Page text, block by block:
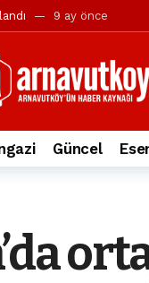
9 ay önce
Candaroğlu’na
1 yıl önce
alev yandı. 2 yıl
düzenledi 2
öldü 3 yıl önce
önce
Güncel